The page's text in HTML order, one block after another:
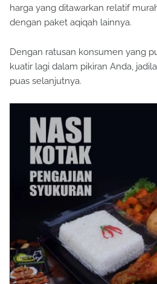
harga yang ditawarkan relatif
dengan paket aqiqah lainnya.
Dengan ratusan konsumen yang
kuatir lagi dalam pikiran Anda,
puas selanjutnya.